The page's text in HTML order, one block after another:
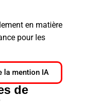
en matière
pour les
la mention IA
de